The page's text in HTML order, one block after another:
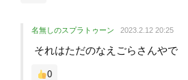
名無しのスプラトゥーン 2023.2.12 20:25
それはただのなえごらさんやで
0